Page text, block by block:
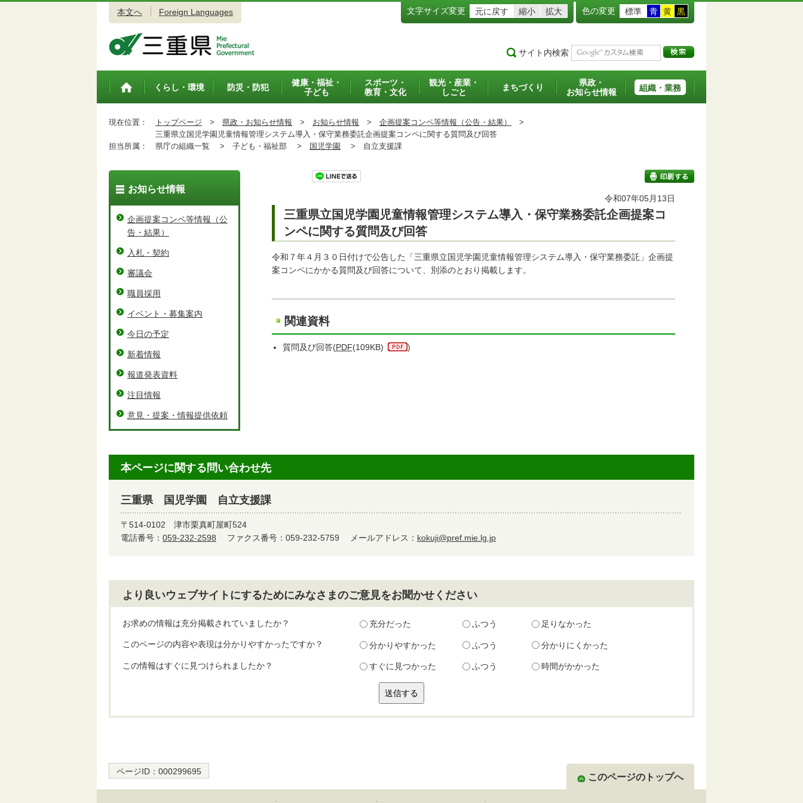
本文へ Foreign Languages 文字サイズ変更 元に戻す 縮小 拡大 色の変更 標準 青 黄 黒
サイト内検索
トップペ
くらし・環境 防災・防犯
健康・福祉・
子ども
スポーツ・
教育・文化
観光・産業・
しごと
まちづくり
県政・
お知らせ情報
組織・業務
現在位置： トップページ > 県政・お知らせ情報 > お知らせ情報 > 企画提案コンペ等情報（公告・結果）
>
三重県立国児学園児童情報管理システム導入・保守業務委託企画提案コンペに関する質問及び回答
担当所属：
県庁の組織一覧 > 子ども・福祉部 > 国児学園 > 自立支援課
令和07年05月13日
三重県立国児学園児童情報管理システム導入・保守業務委託企画提案コ
ンペに関する質問及び回答
令和７年４月３０日付けで公告した「三重県立国児学園児童情報管理システム導入・保守業務委託」企画提
案コンペにかかる質問及び回答について、別添のとおり掲載します。
関連資料
質問及び回答(PDF(109KB) )
お知らせ情報
企画提案コンペ等情報（公
告・結果）
入札・契約
審議会
職員採用
イベント・募集案内
今日の予定
新着情報
報道発表資料
注目情報
意見・提案・情報提供依頼
本ページに関する問い合わせ先
三重県 国児学園 自立支援課
〒514-0102 津市栗真町屋町524
電話番号： 059-232-2598 ファクス番号：059-232-5759 メールアドレス： kokuji@pref.mie.lg.jp
より良いウェブサイトにするためにみなさまのご意見をお聞かせください
お求めの情報は充分掲載されていましたか？ 充分だった ふつう 足りなかった
このページの内容や表現は分かりやすかったですか？ 分かりやすかった ふつう 分かりにくかった
この情報はすぐに見つけられましたか？ すぐに見つかった ふつう 時間がかかった
ページID： 000299695
このページのトップへ